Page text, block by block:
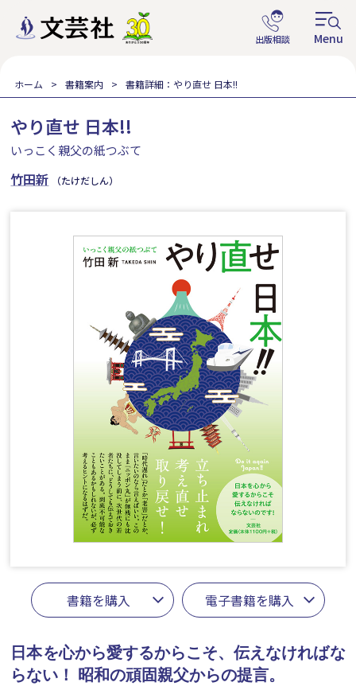
ホーム 書籍案内 書籍詳細：やり直せ 日本!!
やり直せ 日本!!
いっこく親父の紙つぶて
竹田新 （たけだしん）
書籍を購入 電子書籍を購入
日本を心から愛するからこそ、伝えなければな
らない！ 昭和の頑固親父からの提言。